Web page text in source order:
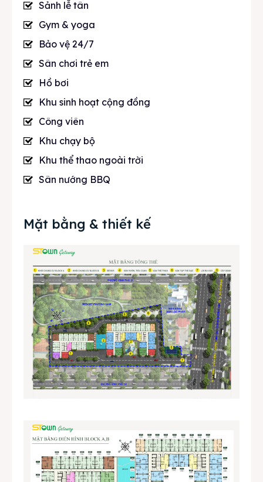
Sảnh lễ tân
Gym & yoga
Bảo vệ 24/7
Sân chơi trẻ em
Hồ bơi
Khu sinh hoạt cộng đồng
Công viên
Khu chạy bộ
Khu thể thao ngoài trời
Sân nướng BBQ
Mặt bằng & thiết kế